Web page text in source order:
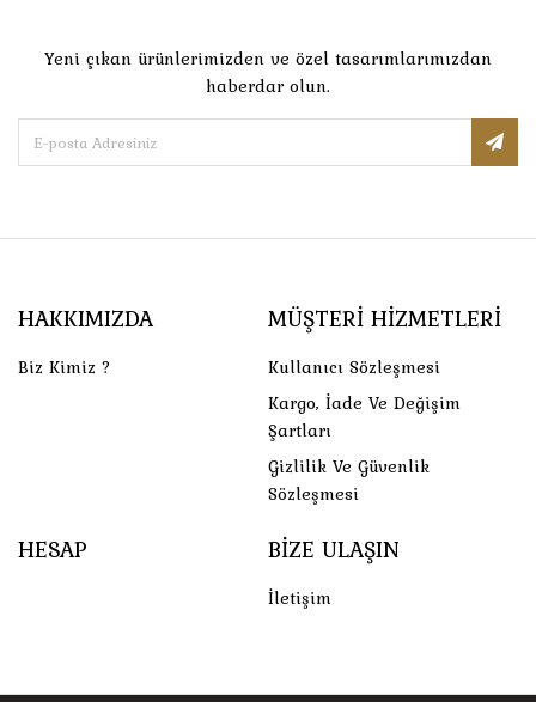
Yeni çıkan ürünlerimizden ve özel tasarımlarımızdan
haberdar olun.
HAKKIMIZDA
Biz Kimiz ?
MÜŞTERI HIZMETLERI
Kullanıcı Sözleşmesi
Kargo, İade Ve Değişim
Şartları
Gizlilik Ve Güvenlik
Sözleşmesi
HESAP BIZE ULAŞIN
İletişim